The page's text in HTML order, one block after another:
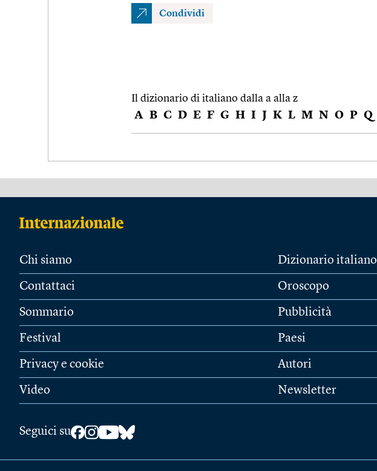
Condividi
Il dizionario di italiano dalla a alla z
A B C D E F G H I J K L M N O P Q
Chi siamo
Contattaci
Sommario
Festival
Privacy e cookie
Video
Dizionario italiano
Oroscopo
Pubblicità
Paesi
Autori
Newsletter
Seguici su